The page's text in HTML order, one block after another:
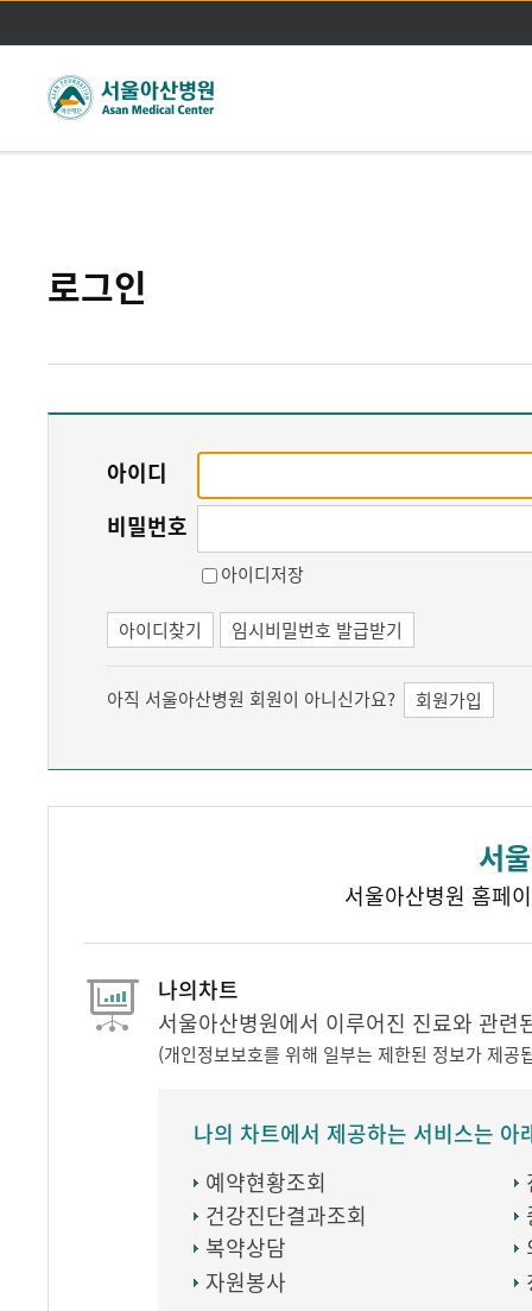
주메뉴바로가기
본문바로가기
로그인
아이디
비밀번호
아이디저장
아이디찾기 임시비밀번호 발급받기
아직 서울아산병원 회원이 아니신가요? 회원가입
서
서울아산병원 홈페
나의차트
서울아산병원에서 이루어진 진료와 관
(개인정보보호를 위해 일부는 제한된 정보가 제공
나의 차트에서 제공하는 서비스는 아
예약현황조회
건강진단결과조회
복약상담
자원봉사